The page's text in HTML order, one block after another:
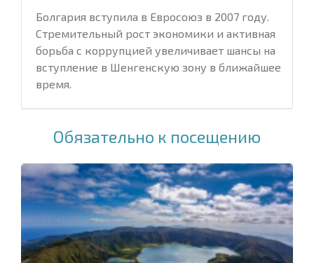
Болгария вступила в Евросоюз в 2007 году.
Стремительный рост экономики и активная
борьба с коррупцией увеличивает шансы на
вступление в Шенгенскую зону в ближайшее
время.
Обязательно к посещению